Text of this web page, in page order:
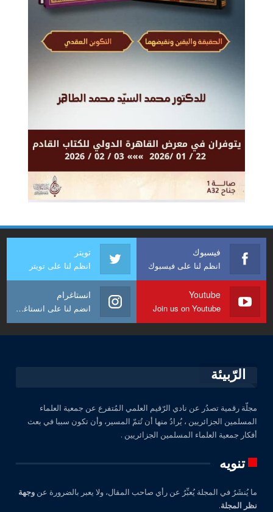
فيسبوك
انظم لنا على فيسبوك
تويتر
انظم لنا على تويتر
Youtube
Join us on Youtube
انستاغرام
انضم لنا على انستاغرام
الرّبيئة
مجلّة رقمية تصدُر عن نادي الرّقيم العلمي المُتفرع عن جمعية العلماء
المسلمين الجزائريين ، يُرادُ منها أن تُتمّ المسير، وأن تكون سببا في بعث
أفكار جمعية العلماء المسلمين الجزائريين .
تنويه
ما يُنشَرُ في المجلة يُعبِّرُ عن رأي صاحب المقال، ولا يعبر بالضرورة عن وجهة
نظر المجلة.